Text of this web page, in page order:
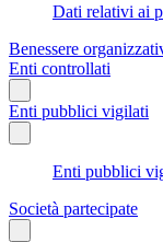
Dati relativi ai
Benessere
Enti controllati
Enti pubblici vigilati
Enti pubblici
Società partecipate